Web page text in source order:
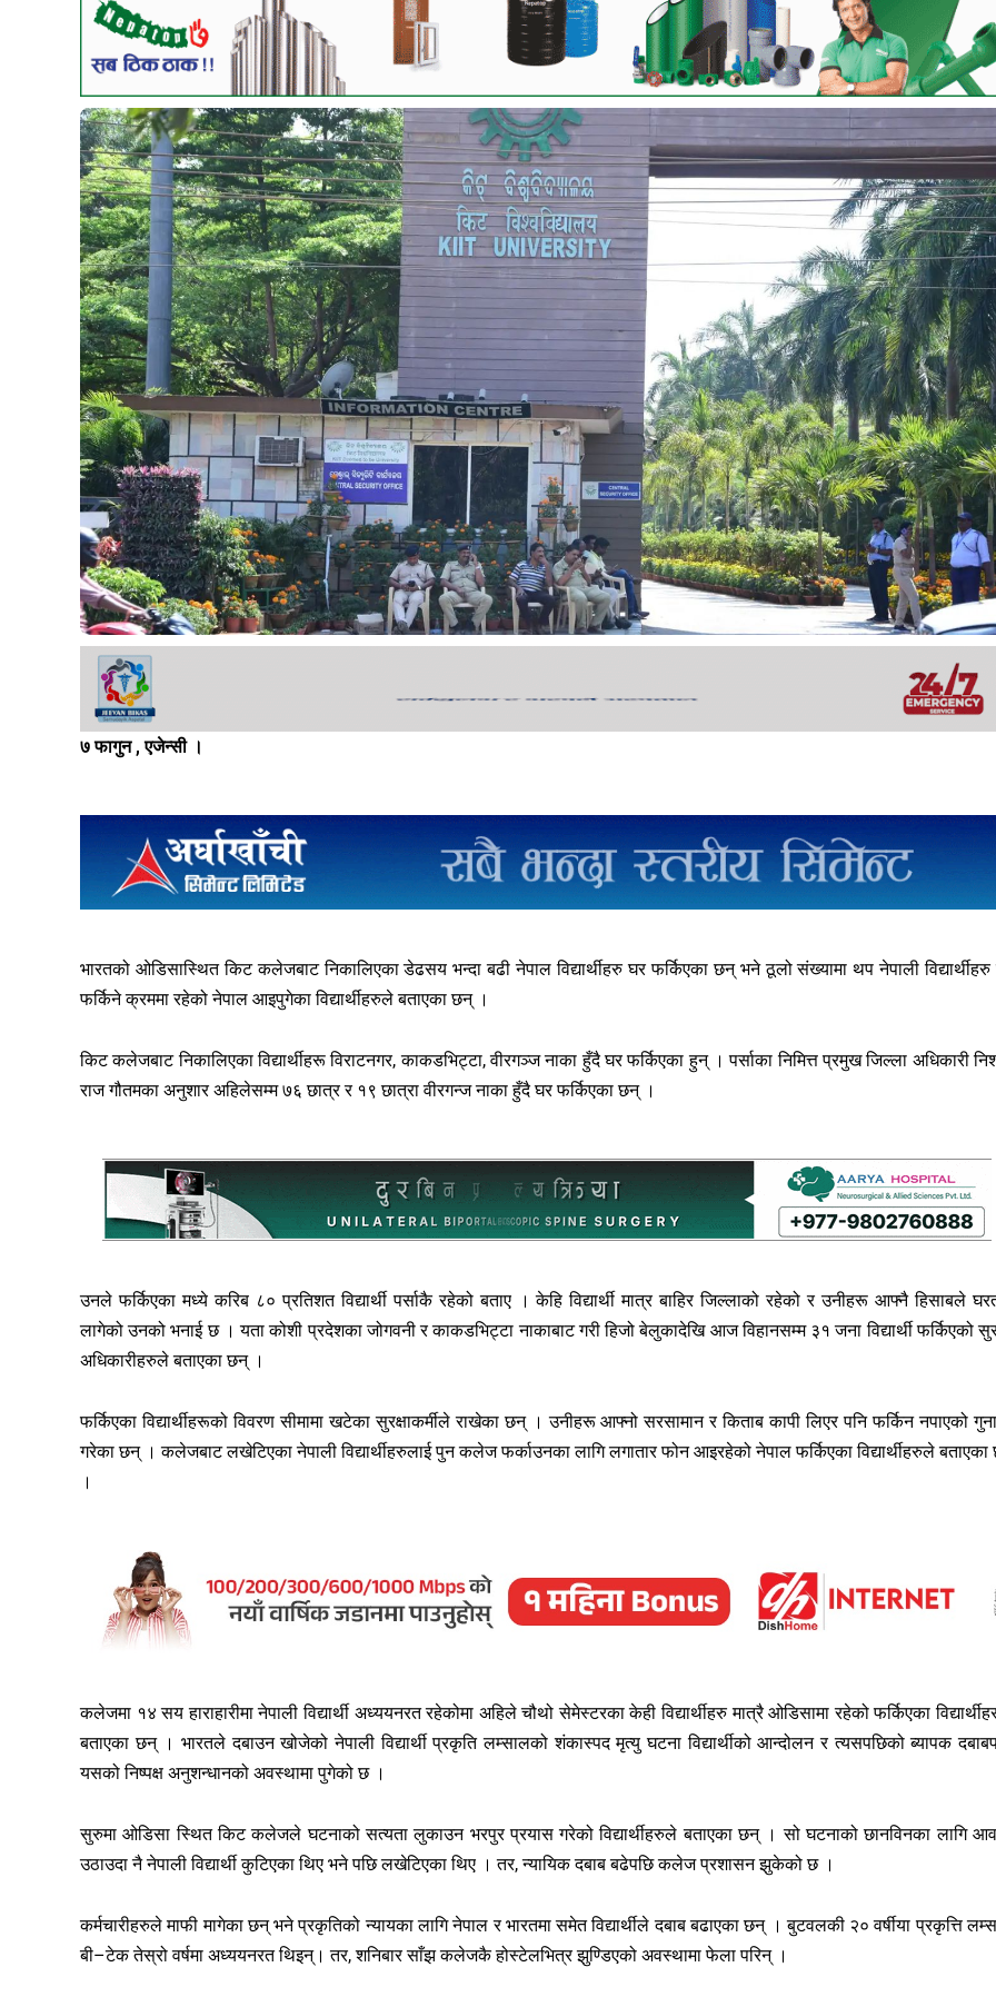
७ फागुन , एजेन्सी ।
भारतको ओडिसास्थित किट कलेजबाट निकालिएका डेढसय भन्दा बढी नेपाल विद्यार्थीहरु घर फर्किएका छन् भने ठूलो संख्यामा थप नेपाली विद्यार्थीहरु
फर्किने क्रममा रहेको नेपाल आइपुगेका विद्यार्थीहरुले बताएका छन् ।
किट कलेजबाट निकालिएका विद्यार्थीहरू विराटनगर, काकडभिट्टा, वीरगञ्ज नाका हुँदै घर फर्किएका हुन् । पर्साका निमित्त प्रमुख जिल्ला अधिकारी
राज गौतमका अनुशार अहिलेसम्म ७६ छात्र र १९ छात्रा वीरगन्ज नाका हुँदै घर फर्किएका छन् ।
उनले फर्किएका मध्ये करिब ८० प्रतिशत विद्यार्थी पर्साकै रहेको बताए । केहि विद्यार्थी मात्र बाहिर जिल्लाको रहेको र उनीहरू आफ्नै हिसाबले
लागेको उनको भनाई छ । यता कोशी प्रदेशका जोगवनी र काकडभिट्टा नाकाबाट गरी हिजो बेलुकादेखि आज विहानसम्म ३१ जना विद्यार्थी फर्किएको
अधिकारीहरुले बताएका छन् ।
फर्किएका विद्यार्थीहरूको विवरण सीमामा खटेका सुरक्षाकर्मीले राखेका छन् । उनीहरू आफ्नो सरसामान र किताब कापी लिएर पनि फर्किन नपाएको
गरेका छन् । कलेजबाट लखेटिएका नेपाली विद्यार्थीहरुलाई पुन कलेज फर्काउनका लागि लगातार फोन आइरहेको नेपाल फर्किएका विद्यार्थीहरुले
।
कलेजमा १४ सय हाराहारीमा नेपाली विद्यार्थी अध्ययनरत रहेकोमा अहिले चौथो सेमेस्टरका केही विद्यार्थीहरु मात्रै ओडिसामा रहेको फर्किएका
बताएका छन् । भारतले दबाउन खोजेको नेपाली विद्यार्थी प्रकृति लम्सालको शंकास्पद मृत्यु घटना विद्यार्थीको आन्दोलन र त्यसपछिको ब्यापक
यसको निष्पक्ष अनुशन्धानको अवस्थामा पुगेको छ ।
सुरुमा ओडिसा स्थित किट कलेजले घटनाको सत्यता लुकाउन भरपुर प्रयास गरेको विद्यार्थीहरुले बताएका छन् । सो घटनाको छानविनका लागि
उठाउदा नै नेपाली विद्यार्थी कुटिएका थिए भने पछि लखेटिएका थिए । तर, न्यायिक दबाब बढेपछि कलेज प्रशासन झुकेको छ ।
कर्मचारीहरुले माफी मागेका छन् भने प्रकृतिको न्यायका लागि नेपाल र भारतमा समेत विद्यार्थीले दबाब बढाएका छन् । बुटवलकी २० वर्षीया प्रकृत्ति
बी–टेक तेस्रो वर्षमा अध्ययनरत थिइन्। तर, शनिबार साँझ कलेजकै होस्टेलभित्र झुण्डिएको अवस्थामा फेला परिन् ।